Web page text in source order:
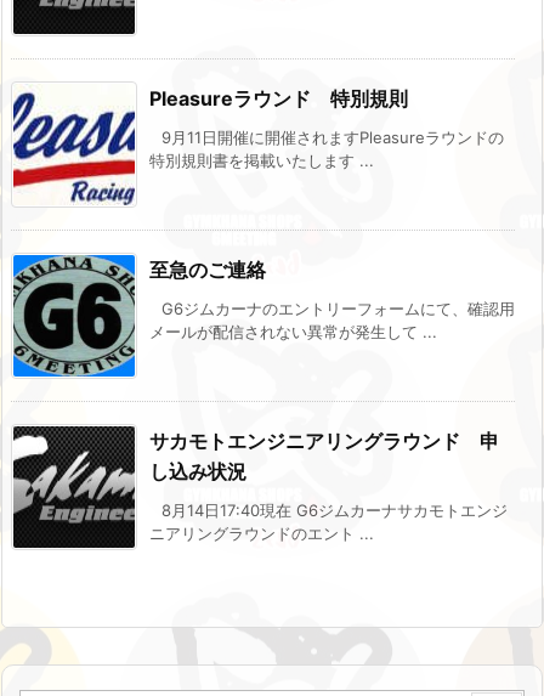
Pleasureラウンド 特別規則
9月11日開催に開催されますPleasureラウンドの
特別規則書を掲載いたします ...
至急のご連絡
G6ジムカーナのエントリーフォームにて、確認用
メールが配信されない異常が発生して ...
サカモトエンジニアリングラウンド 申
し込み状況
8月14日17:40現在 G6ジムカーナサカモトエンジ
ニアリングラウンドのエント ...